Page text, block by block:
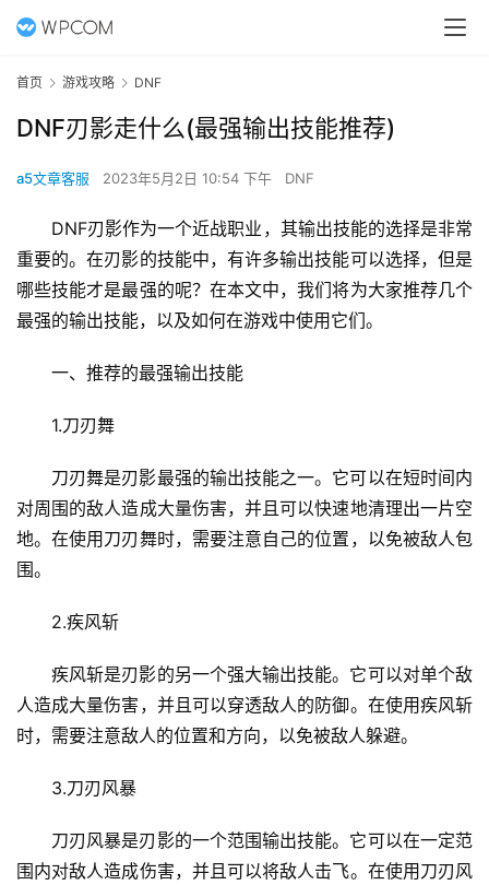
首页 游戏攻略 DNF
DNF刃影走什么(最强输出技能推荐)
a5文章客服 2023年5月2日 10:54 下午 DNF
DNF刃影作为一个近战职业，其输出技能的选择是非常
重要的。在刃影的技能中，有许多输出技能可以选择，但是
哪些技能才是最强的呢？在本文中，我们将为大家推荐几个
最强的输出技能，以及如何在游戏中使用它们。
一、推荐的最强输出技能
1.刀刃舞
刀刃舞是刃影最强的输出技能之一。它可以在短时间内
对周围的敌人造成大量伤害，并且可以快速地清理出一片空
地。在使用刀刃舞时，需要注意自己的位置，以免被敌人包
围。
2.疾风斩
疾风斩是刃影的另一个强大输出技能。它可以对单个敌
人造成大量伤害，并且可以穿透敌人的防御。在使用疾风斩
时，需要注意敌人的位置和方向，以免被敌人躲避。
3.刀刃风暴
刀刃风暴是刃影的一个范围输出技能。它可以在一定范
围内对敌人造成伤害，并且可以将敌人击飞。在使用刀刃风